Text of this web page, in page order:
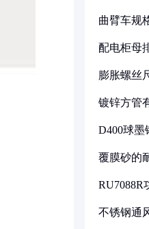
曲臂车规
配电柜母
膨胀螺丝
镀锌方管
D400球墨
覆膜砂的
RU7088R
不锈钢通